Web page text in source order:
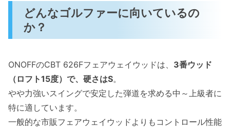
どんなゴルファーに向いているの
か？
ONOFFのCBT 626Fフェアウェイウッドは、 3番ウッド
（ロフト15度）で、硬さはS。
やや力強いスイングで安定した弾道を求める中～上級者に
特に適しています。
一般的な市販フェアウェイウッドよりもコントロール性能